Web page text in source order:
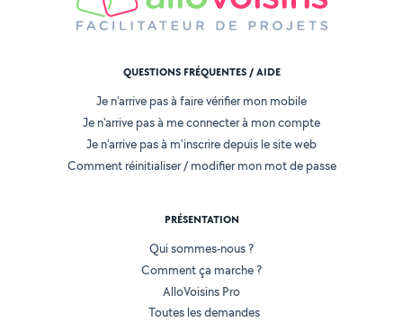
QUESTIONS FRÉQUENTES / AIDE
Je n'arrive pas à faire vérifier mon mobile
Je n'arrive pas à me connecter à mon compte
Je n'arrive pas à m'inscrire depuis le site web
Comment réinitialiser / modifier mon mot de passe
PRÉSENTATION
Qui sommes-nous ?
Comment ça marche ?
AlloVoisins Pro
Toutes les demandes